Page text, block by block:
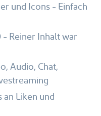
und Icons - Einfach
- Reiner Inhalt war
Audio, Chat,
an Liken und